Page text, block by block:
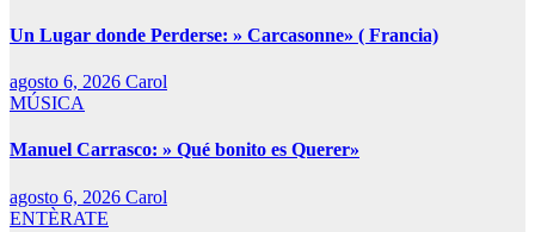
Un Lugar donde Perderse: » Carcasonne» ( Francia)
agosto 6, 2026 Carol
MÚSICA
Manuel Carrasco: » Qué bonito es Querer»
agosto 6, 2026 Carol
ENTÈRATE